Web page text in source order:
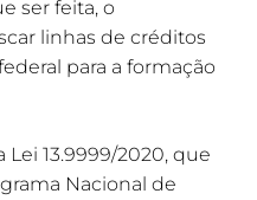
ser feita, o
linhas de créditos
para a formação
13.9999/2020, que
Nacional de